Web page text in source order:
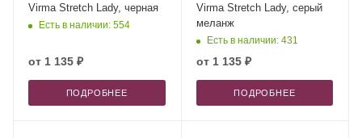
Virma Stretch Lady, черная
Есть в наличии: 554
от 1 135 ₽
ПОДРОБНЕЕ
Virma Stretch Lady, серый
меланж
Есть в наличии: 431
от 1 135 ₽
ПОДРОБНЕЕ